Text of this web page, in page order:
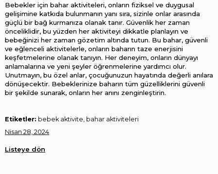
Bebekler için bahar aktiviteleri, onların fiziksel ve duygusal
gelişimine katkıda bulunmanın yanı sıra, sizinle onlar arasında
güçlü bir bağ kurmanıza olanak tanır. Güvenlik her zaman
önceliklidir, bu yüzden her aktiviteyi dikkatle planlayın ve
bebeğinizi her zaman gözetim altında tutun. Bu bahar, güvenli
ve eğlenceli aktivitelerle, onların baharın taze enerjisini
keşfetmelerine olanak tanıyın. Her deneyim, onların dünyayı
anlamalarına ve yeni şeyler öğrenmelerine yardımcı olur.
Unutmayın, bu özel anlar, çocuğunuzun hayatında değerli anılara
dönüşecektir. Bebeklerinize baharın tüm güzelliklerini güvenli
bir şekilde sunarak, onların her anını zenginleştirin.
Etiketler: bebek aktivite, bahar aktiviteleri
Nisan 28, 2024
Listeye dön